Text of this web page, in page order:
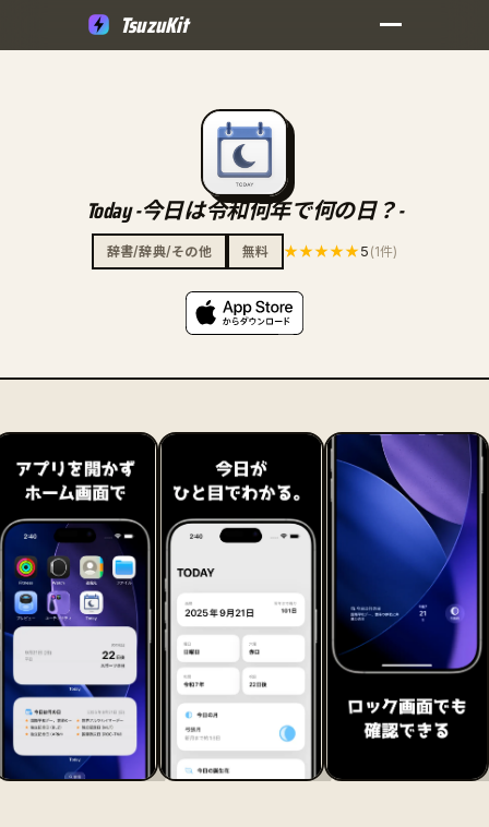
TsuzuKit
Today -今日は令和何年で何の日？-
辞書/辞典/その他 無料 ★★★★★5 (1件)